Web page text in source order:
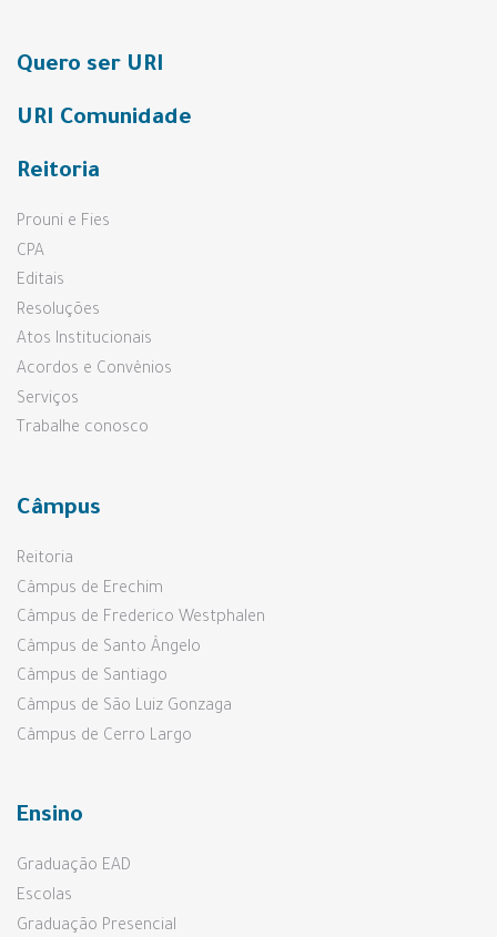
Quero ser URI
URI Comunidade
Reitoria
Prouni e Fies
CPA
Editais
Resoluções
Atos Institucionais
Acordos e Convênios
Serviços
Trabalhe conosco
Câmpus
Reitoria
Câmpus de Erechim
Câmpus de Frederico Westphalen
Câmpus de Santo Ângelo
Câmpus de Santiago
Câmpus de São Luiz Gonzaga
Câmpus de Cerro Largo
Ensino
Graduação EAD
Escolas
Graduação Presencial